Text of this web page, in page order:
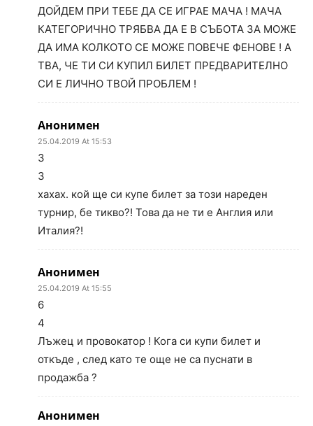
ДОЙДЕМ ПРИ ТЕБЕ ДА СЕ ИГРАЕ МАЧА ! МАЧА
КАТЕГОРИЧНО ТРЯБВА ДА Е В СЪБОТА ЗА МОЖЕ
ДА ИМА КОЛКОТО СЕ МОЖЕ ПОВЕЧЕ ФЕНОВЕ ! А
ТВА, ЧЕ ТИ СИ КУПИЛ БИЛЕТ ПРЕДВАРИТЕЛНО
СИ Е ЛИЧНО ТВОЙ ПРОБЛЕМ !
Анонимен
25.04.2019 At 15:53
3
3
хахах. кой ще си купе билет за този нареден
турнир, бе тикво?! Това да не ти е Англия или
Италия?!
Анонимен
25.04.2019 At 15:55
6
4
Лъжец и провокатор ! Кога си купи билет и
откъде , след като те още не са пуснати в
продажба ?
Анонимен